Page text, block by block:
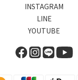
INSTAGRAM
LINE
YOUTUBE